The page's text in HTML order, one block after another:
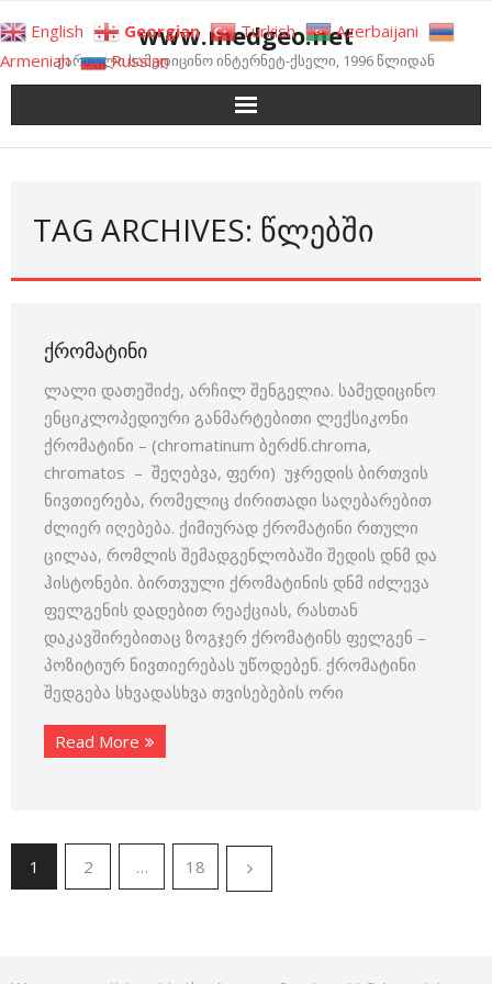
to
content
www.medgeo.net
ქართული სამედიცინო ინტერნეტ-ქსელი, 1996 წლიდან
TAG ARCHIVES: ᲬᲚᲔᲑᲨᲘ
ᲥᲠᲝᲛᲐᲢᲘᲜᲘ
ლალი დათეშიძე, არჩილ შენგელია. სამედიცინო
ენციკლოპედიური განმარტებითი ლექსიკონი
ქრომატინი – (chromatinum ბერძნ.chroma,
chromatos – შეღებვა, ფერი) უჯრედის ბირთვის
ნივთიერება, რომელიც ძირითადი საღებარებით
ძლიერ იღებება. ქიმიურად ქრომატინი რთული
ცილაა, რომლის შემადგენლობაში შედის დნმ და
ჰისტონები. ბირთვული ქრომატინის დნმ იძლევა
ფელგენის დადებით რეაქციას, რასთან
დაკავშირებითაც ზოგჯერ ქრომატინს ფელგენ –
პოზიტიურ ნივთიერებას უწოდებენ. ქრომატინი
შედგება სხვადასხვა თვისებების ორი
Read More
1 2 … 18
English Georgian Turkish
Azerbaijani
Armenian
Russian